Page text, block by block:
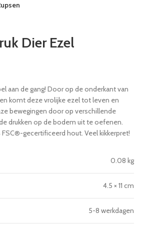
Dier Ezel
aan de gang! Door op de onderkant van
komt deze vrolijke ezel tot leven en
bewegingen door op verschillende
drukken op de bodem uit te oefenen.
gecertificeerd hout. Veel kikkerpret!
0.08 kg
4.5 × 11 cm
5-8 werkdagen